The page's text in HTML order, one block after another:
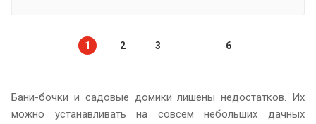
1 2 3 6
Бани-бочки и садовые домики лишены недостатков. Их
можно устанавливать на совсем небольших дачных